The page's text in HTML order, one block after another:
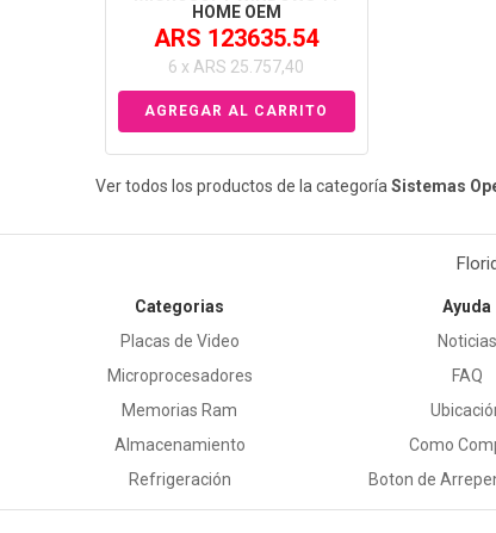
HOME OEM
ARS 123635.54
6 x ARS 25.757,40
Ver todos los productos de la categoría Sistemas
Categorias
Placas de Video
Microprocesadores
Memorias Ram
Almacenamiento
Refrigeración
Ayuda
Noticias
FAQ
Como
Boton de